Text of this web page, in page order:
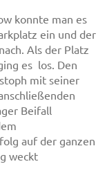
konnte man es
ein und der
Als der Platz
es los. Den
mit seiner
Beifall
auf der ganzen
weckt